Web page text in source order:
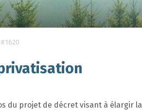
#1620
du projet de décret visant à élargir la